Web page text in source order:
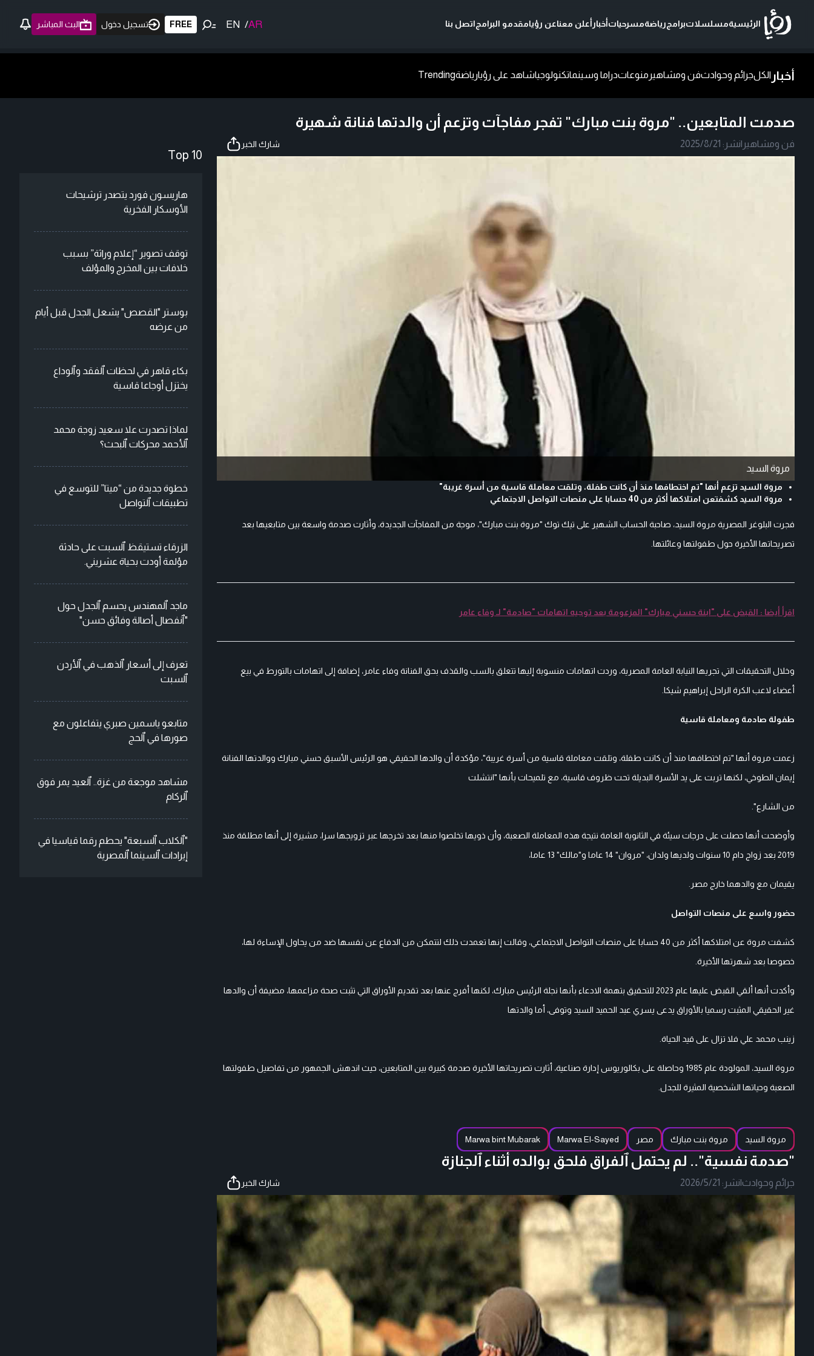
الرئيسيةمسلسلاتبرامجرياضةمسرحياتأخبارأعلن معناعن رؤيامقدمو البرامجاتصل بنا AR
/
EN
FREE تسجيل دخول البث المباشر
أخبار الكلجرائم وحوادثفن ومشاهير منوعاتدراما وسينماتكنولوجياشاهد على رؤيارياضةTrending
صدمت المتابعين.. "مروة بنت مبارك" تفجر مفاجآت وتزعم أن والدتها فنانة شهيرة
فن ومشاهير |نشر: 2025/8/21 شارك الخبر
مروة السيد
مروة السيد تزعم أنها "تم اختطافها منذ أن كانت طفلة، وتلقت معاملة قاسية من أسرة غريبة"
مروة السيد كشفتعن امتلاكها أكثر من 40 حسابا على منصات التواصل الاجتماعي
فجرت البلوغر المصرية مروة السيد، صاحبة الحساب الشهير على تيك توك "مروة بنت مبارك"، موجة من المفاجآت الجديدة، وأثارت صدمة واسعة بين متابعيها بعد
تصريحاتها الأخيرة حول طفولتها وعائلتها.
اقرأ أيضا : القبض على "ابنة حسني مبارك" المزعومة بعد توجيه اتهامات "صادمة" لـ وفاء عامر
وخلال التحقيقات التي تجريها النيابة العامة المصرية، وردت اتهامات منسوبة إليها تتعلق بالسب والقذف بحق الفنانة وفاء عامر، إضافة إلى اتهامات بالتورط في بيع
أعضاء لاعب الكرة الراحل إبراهيم شيكا.
طفولة صادمة ومعاملة قاسية
زعمت مروة أنها "تم اختطافها منذ أن كانت طفلة، وتلقت معاملة قاسية من أسرة غريبة"، مؤكدة أن والدها الحقيقي هو الرئيس الأسبق حسني مبارك ووالدتها الفنانة
إيمان الطوخي، لكنها تربت على يد الأسرة البديلة تحت ظروف قاسية، مع تلميحات بأنها "انتشلت
من الشارع".
وأوضحت أنها حصلت على درجات سيئة في الثانوية العامة نتيجة هذه المعاملة الصعبة، وأن ذويها تخلصوا منها بعد تخرجها عبر تزويجها سرا، مشيرة إلى أنها مطلقة منذ
2019 بعد زواج دام 10 سنوات ولديها ولدان، "مروان" 14 عاما و"مالك" 13 عاما،
يقيمان مع والدهما خارج مصر.
حضور واسع على منصات التواصل
كشفت مروة عن امتلاكها أكثر من 40 حسابا على منصات التواصل الاجتماعي، وقالت إنها تعمدت ذلك لتتمكن من الدفاع عن نفسها ضد من يحاول الإساءة لها،
خصوصا بعد شهرتها الأخيرة.
وأكدت أنها ألقي القبض عليها عام 2023 للتحقيق بتهمة الادعاء بأنها نجلة الرئيس مبارك، لكنها أفرج عنها بعد تقديم الأوراق التي تثبت صحة مزاعمها، مضيفة أن والدها
غير الحقيقي المثبت رسميا بالأوراق يدعى يسري عبد الحميد السيد وتوفى، أما والدتها
زينب محمد علي فلا تزال على قيد الحياة.
مروة السيد، المولودة عام 1985 وحاصلة على بكالوريوس إدارة صناعية، أثارت تصريحاتها الأخيرة صدمة كبيرة بين المتابعين، حيث اندهش الجمهور من تفاصيل طفولتها
الصعبة وحياتها الشخصية المثيرة للجدل.
مروة السيد مروة بنت مبارك مصر Marwa El-Sayed
Marwa bint Mubarak
"صدمة نفسية".. لم يحتمل ٱلفراق فلحق بوالده أثناء ٱلجنازة
جرائم وحوادث نشر: 2026/5/21 شارك الخبر
Top 10
هاريسون فورد يتصدر ترشيحات
الأوسكار الفخرية
توقف تصوير “إعلام وراثة” بسبب
خلافات بين المخرج والمؤلف
بوستر "القصص" يشعل الجدل قبل أيام
من عرضه
بكاء قاهر في لحظات ٱلفقد وٱلوداع
يختزل أوجاعا قاسية
لماذا تصدرت علا سعيد زوجة محمد
ٱلأحمد محركات ٱلبحث؟
خطوة جديدة من “ميتا” للتوسع في
تطبيقات ٱلتواصل
الزرقاء تستيقظ ٱلسبت على حادثة
مؤلمة أودت بحياة عشريني.
ماجد ٱلمهندس يحسم ٱلجدل حول
"ٱنفصال أصالة وفائق حسن"
تعرف إلى أسعار ٱلذهب في ٱلأردن
ٱلسبت
متابعو ياسمين صبري يتفاعلون مع
صورها في ٱلحج
مشاهد موجعة من غزة.. ٱلعيد يمر فوق
ٱلركام
"ٱلكلاب ٱلسبعة" يحطم رقما قياسيا في
إيرادات ٱلسينما ٱلمصرية